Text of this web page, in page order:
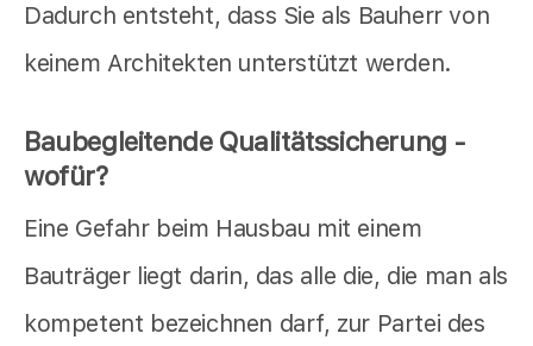
Dadurch entsteht, dass Sie als Bauherr von
keinem Architekten unterstützt werden.
Baubegleitende Qualitätssicherung -
wofür?
Eine Gefahr beim Hausbau mit einem
Bauträger liegt darin, das alle die, die man als
kompetent bezeichnen darf, zur Partei des